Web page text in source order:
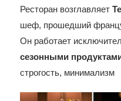
Ресторан возглавляет
шеф, прошедший
Он работает
сезонными
строгость, минимализм